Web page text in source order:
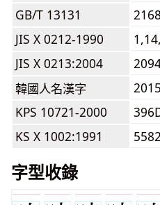
GB/T 13131
2168
JIS X 0212-1990
JIS X 0213:2004
韓國人名漢字
2015
KPS 10721-2000
KS X 1002:1991
5582
字型收錄